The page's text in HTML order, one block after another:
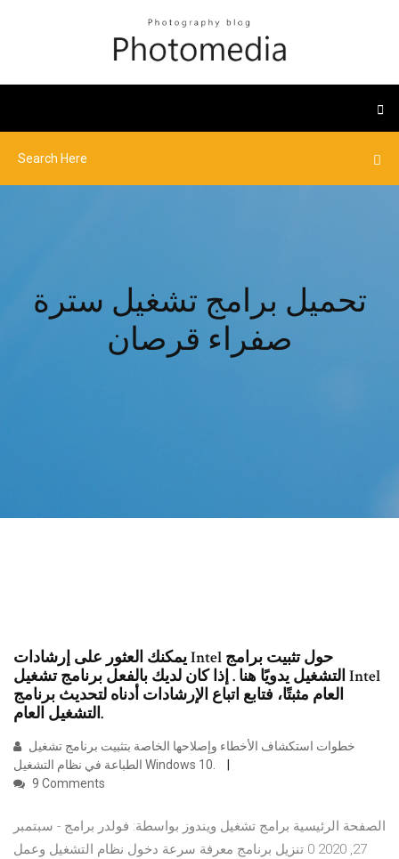
تحميل برامج تشغيل سترة
صفراء قرصان
يمكنك العثور على إرشادات Intel حول تثبيت برامج
التشغيل يدويًا هنا . إذا كان لديك بالفعل برنامج تشغيل Intel
العام مثبتًا، فتابع اتباع الإرشادات أدناه لتحديث برنامج
التشغيل العام.
الطباعة في نظام التشغيل Windows 10.
9 Comments
الصفحة الرئيسية برامج تشغيل ويندوز بواسطة: فولدر برامج - سبتمبر
27, 2020 0 تنزيل برنامج معرفة سرعة دخول نظام التشغيل وعمل